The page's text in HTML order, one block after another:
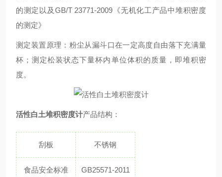
的测定以及GB/T 23771-2009《无机化工产品中堆积密度
的测定》
测定装置原理：粉尘从漏斗口在一定高度自由落下充满量
杯；测定松装状态下量杯内单位体积的质量，即堆积密
度。
活性白土堆积密度计产品结构：
刮板 不锈钢
食品安全标准 GB25571-2011